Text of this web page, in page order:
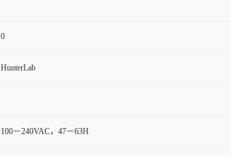
0
HunterLab
100－240VAC，47－63H